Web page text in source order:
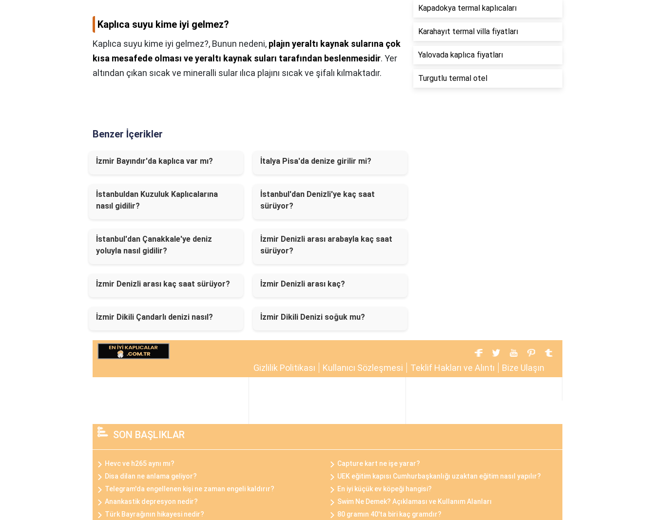
Kaplıca suyu kime iyi gelmez?
Kaplıca suyu kime iyi gelmez?, Bunun nedeni, plajın yeraltı kaynak sularına çok
kısa mesafede olması ve yeraltı kaynak suları tarafından beslenmesidir. Yer
altından çıkan sıcak ve mineralli sular ılıca plajını sıcak ve şifalı kılmaktadır.
Benzer İçerikler
İzmir Bayındır'da kaplıca var mı? İtalya Pisa'da denize girilir mi?
İstanbuldan Kuzuluk Kaplıcalarına
nasıl gidilir?
İstanbul'dan Denizli'ye kaç saat
sürüyor?
İstanbul'dan Çanakkale'ye deniz
yoluyla nasıl gidilir?
İzmir Denizli arası arabayla kaç saat
sürüyor?
İzmir Denizli arası kaç saat sürüyor? İzmir Denizli arası kaç?
İzmir Dikili Çandarlı denizi nasıl? İzmir Dikili Denizi soğuk mu?
Kapadokya termal kaplıcaları
Karahayıt termal villa fiyatları
Yalovada kaplıca fiyatları
Turgutlu termal otel
Gizlilik Politikası Kullanıcı Sözleşmesi Teklif Hakları ve Alıntı Bize Ulaşın
SON BAŞLIKLAR
Hevc ve h265 aynı mı?
Capture kart ne işe yarar?
Disa dilan ne anlama geliyor?
UEK eğitim kapısı Cumhurbaşkanlığı uzaktan eğitim nasıl yapılır?
Telegram'da engellenen kişi ne zaman engeli kaldırır?
En iyi küçük ev köpeği hangisi?
Anankastik depresyon nedir?
Swim Ne Demek? Açıklaması ve Kullanım Alanları
Türk Bayrağının hikayesi nedir?
80 gramın 40'ta biri kaç gramdır?